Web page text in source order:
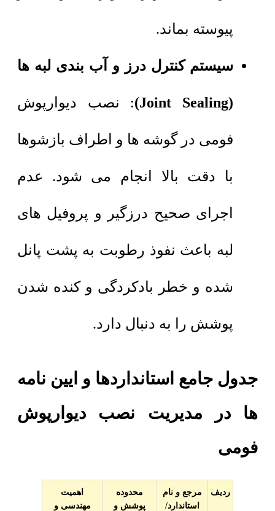
پیوسته بماند.
سیستم کنترل درز و آب بندی لبه ها
(Joint Sealing) : نصب دیوارپوش
فومی در گوشه ها و اطراف بازشوها
با دقت بالا انجام می شود. عدم
اجرای صحیح درزگیر و پروفیل های
لبه باعث نفوذ رطوبت به پشت پانل
شده و خطر بادکردگی و کنده شدن
پوشش را به دنبال دارد.
جدول جامع استانداردها و ایین نامه
ها در مدیریت نصب دیوارپوش
فومی
ردیف
مرجع و نام
استاندارد/
محدوده
پوشش و
اهمیت
مهندسی و